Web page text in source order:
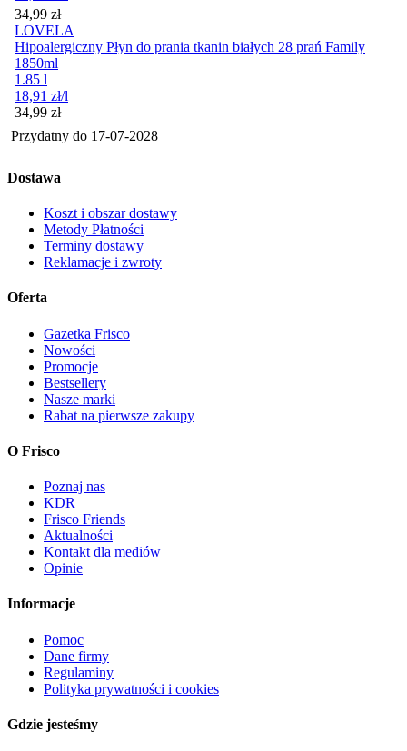
Cena
34,99 zł
LOVELA
Hipoalergiczny Płyn do prania tkanin białych 28 prań Family
1850ml
1.85 l
18,91 zł/l
Cena
34,99 zł
Przydatny do 17-07-2028
Dostawa
Koszt i obszar dostawy
Metody Płatności
Terminy dostawy
Reklamacje i zwroty
Oferta
Gazetka Frisco
Nowości
Promocje
Bestsellery
Nasze marki
Rabat na pierwsze zakupy
O Frisco
Poznaj nas
KDR
Frisco Friends
Aktualności
Kontakt dla mediów
Opinie
Informacje
Pomoc
Dane firmy
Regulaminy
Polityka prywatności i cookies
Gdzie jesteśmy